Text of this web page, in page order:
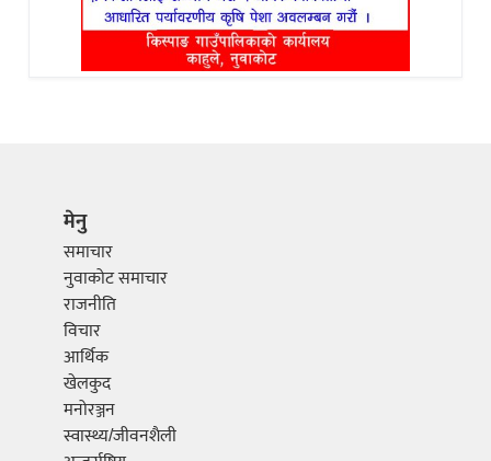
मेनु
समाचार
नुवाकोट समाचार
राजनीति
विचार
आर्थिक
खेलकुद
मनोरञ्जन
स्वास्थ्य/जीवनशैली